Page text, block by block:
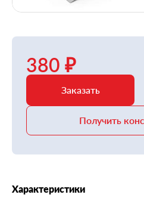
380 ₽
Заказать
Получить
Характеристики